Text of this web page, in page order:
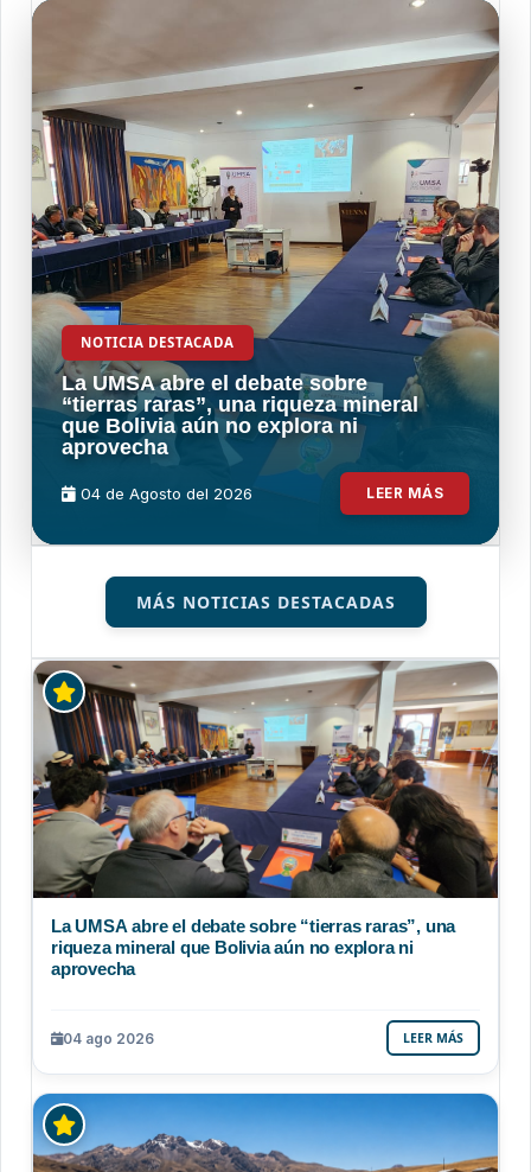
NOTICIA DESTACADA
La UMSA abre el debate sobre
“tierras raras”, una riqueza mineral
que Bolivia aún no explora ni
aprovecha
04 de Agosto del 2026 LEER MÁS
MÁS NOTICIAS DESTACADAS
La UMSA abre el debate sobre “tierras raras”, una
riqueza mineral que Bolivia aún no explora ni
aprovecha
04 ago 2026 LEER MÁS